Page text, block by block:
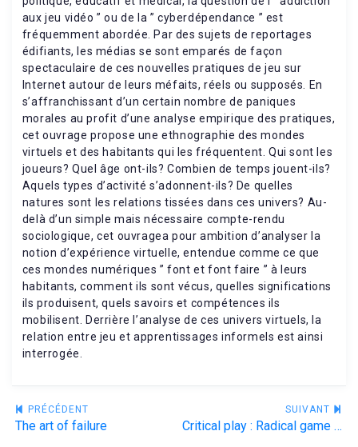
aux jeu vidéo ” ou de la ” cyberdépendance ” est
fréquemment abordée. Par des sujets de reportages
édifiants, les médias se sont emparés de façon
spectaculaire de ces nouvelles pratiques de jeu sur
Internet autour de leurs méfaits, réels ou supposés. En
s’affranchissant d’un certain nombre de paniques
morales au profit d’une analyse empirique des pratiques,
cet ouvrage propose une ethnographie des mondes
virtuels et des habitants qui les fréquentent. Qui sont les
joueurs? Quel âge ont-ils? Combien de temps jouent-ils?
Aquels types d’activité s’adonnent-ils? De quelles
natures sont les relations tissées dans ces univers? Au-
delà d’un simple mais nécessaire compte-rendu
sociologique, cet ouvragea pour ambition d’analyser la
notion d’expérience virtuelle, entendue comme ce que
ces mondes numériques ” font et font faire ” à leurs
habitants, comment ils sont vécus, quelles significations
ils produisent, quels savoirs et compétences ils
mobilisent. Derrière l’analyse de ces univers virtuels, la
relation entre jeu et apprentissages informels est ainsi
interrogée.
Navigation
PRÉCÉDENT
The art of failure
SUIVANT
Critical play : Radical game design